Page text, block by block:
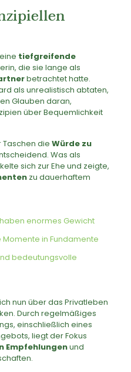
tiefgreifende
die sie lange als
betrachtet hatte.
als unrealistisch abtaten,
Glauben daran,
über Bequemlichkeit
Taschen die Würde zu
Was als
sich zur Ehe und zeigte,
zu dauerhaftem
enormes Gewicht
in Fundamente
bedeutungsvolle
nun über das Privatleben
Durch regelmäßiges
einschließlich eines
liegt der Fokus
Empfehlungenund